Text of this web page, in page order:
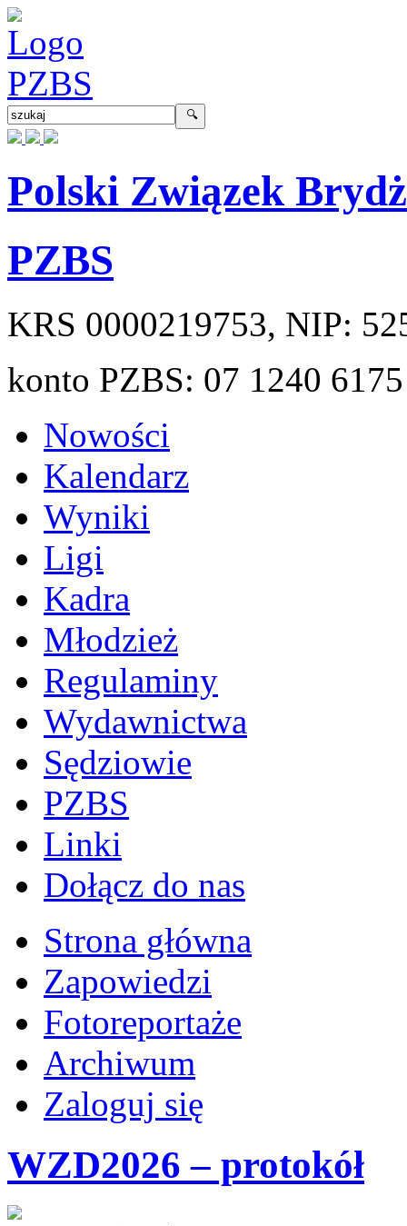
Polski Związek
PZBS
KRS 0000219753, NIP:
konto PZBS: 07 1240
Nowości
Kalendarz
Wyniki
Ligi
Kadra
Młodzież
Regulaminy
Wydawnictwa
Sędziowie
PZBS
Linki
Dołącz do nas
Strona główna
Zapowiedzi
Fotoreportaże
Archiwum
Zaloguj się
WZD2026 – protokół